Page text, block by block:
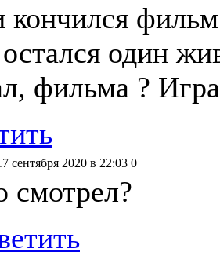
кончился
один
фильма ?
сентября 2020 в 22:03 0
смотрел?